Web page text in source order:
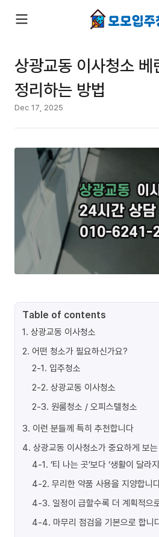
상광교동 이사청소
정리하는 방법
Dec 17, 2025
Table of contents
1. 상광교동 이사청소
2. 어떤 청소가 필요하신가요?
2-1. 입주청소
2-2. 상광교동 이사청소
2-3. 원룸청소 / 오피스텔청소
3. 이런 분들께 특히 추천합니다
4. 상광교동 이사청소가 중요하게 보
4-1. ‘티 나는 곳’보다 ‘생활이 달라
4-2. 무리한 약품 사용을 지양합니
4-3. 일정이 급할수록 더 계획적으
4-4. 마무리 점검을 기본으로 합니